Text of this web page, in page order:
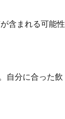
含まれる可能性
自分に合った飲